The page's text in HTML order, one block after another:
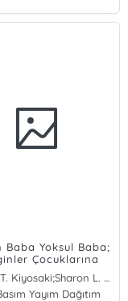
Baba Yoksul Baba;
Çocuklarına
Hakkında Neler
Öğretir?
Robert T. Kiyosaki;Sharon L. Lechter
L. Lechter
Yayım Dağıtım